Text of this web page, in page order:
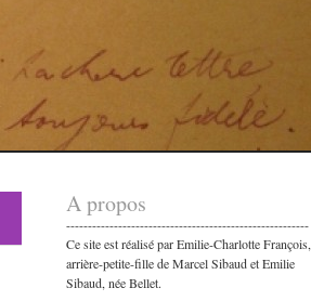
A propos
--------------------------------------------------------
Ce site est réalisé par Emilie-Charlotte François,
arrière-petite-fille de Marcel Sibaud et Emilie
Sibaud, née Bellet.